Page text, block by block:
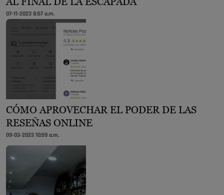
07-11-2023 8:57 a.m.
CÓMO APROVECHAR EL PODER DE LAS
RESEÑAS ONLINE
09-03-2023 10:59 a.m.